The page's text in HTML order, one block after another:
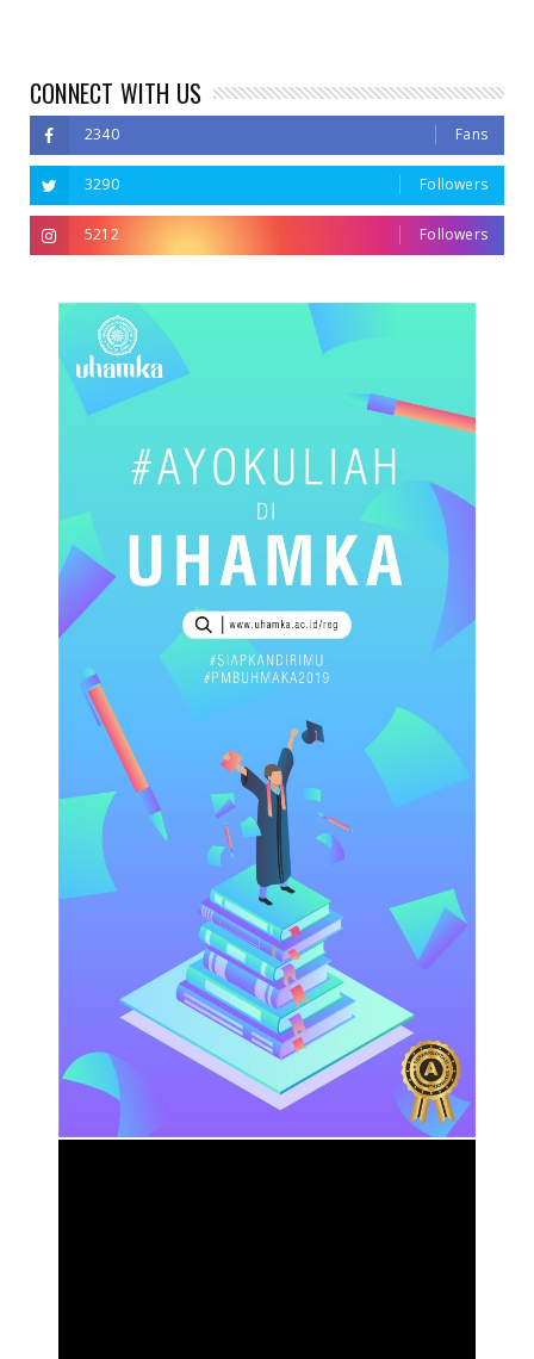
CONNECT WITH US
2340 Fans
3290 Followers
5212 Followers